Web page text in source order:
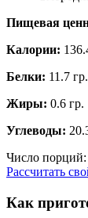
Пищевая
Калории:
Белки: 11.7 гр.
Жиры: 0.6 гр.
Углеводы:
Число порций:
Рассчитать
Как